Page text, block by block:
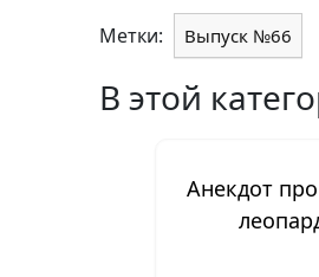
Метки: Выпуск №66
В этой
Анекдот